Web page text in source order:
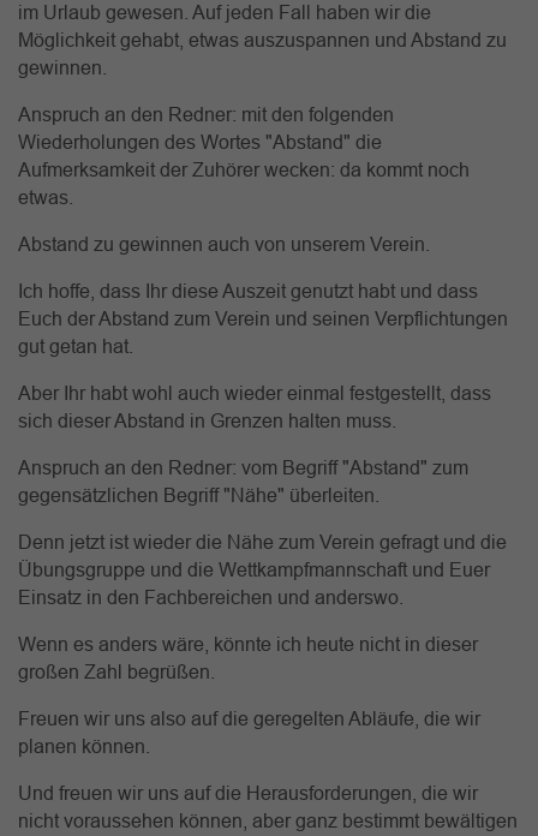
im Urlaub gewesen. Auf jeden Fall haben wir die
Möglichkeit gehabt, etwas auszuspannen und Abstand zu
gewinnen.
Anspruch an den Redner: mit den folgenden
Wiederholungen des Wortes "Abstand" die
Aufmerksamkeit der Zuhörer wecken: da kommt noch
etwas.
Abstand zu gewinnen auch von unserem Verein.
Ich hoffe, dass Ihr diese Auszeit genutzt habt und dass
Euch der Abstand zum Verein und seinen Verpflichtungen
gut getan hat.
Aber Ihr habt wohl auch wieder einmal festgestellt, dass
sich dieser Abstand in Grenzen halten muss.
Anspruch an den Redner: vom Begriff "Abstand" zum
gegensätzlichen Begriff "Nähe" überleiten.
Denn jetzt ist wieder die Nähe zum Verein gefragt und die
Übungsgruppe und die Wettkampfmannschaft und Euer
Einsatz in den Fachbereichen und anderswo.
Wenn es anders wäre, könnte ich heute nicht in dieser
großen Zahl begrüßen.
Freuen wir uns also auf die geregelten Abläufe, die wir
planen können.
Und freuen wir uns auf die Herausforderungen, die wir
nicht voraussehen können, aber ganz bestimmt bewältigen